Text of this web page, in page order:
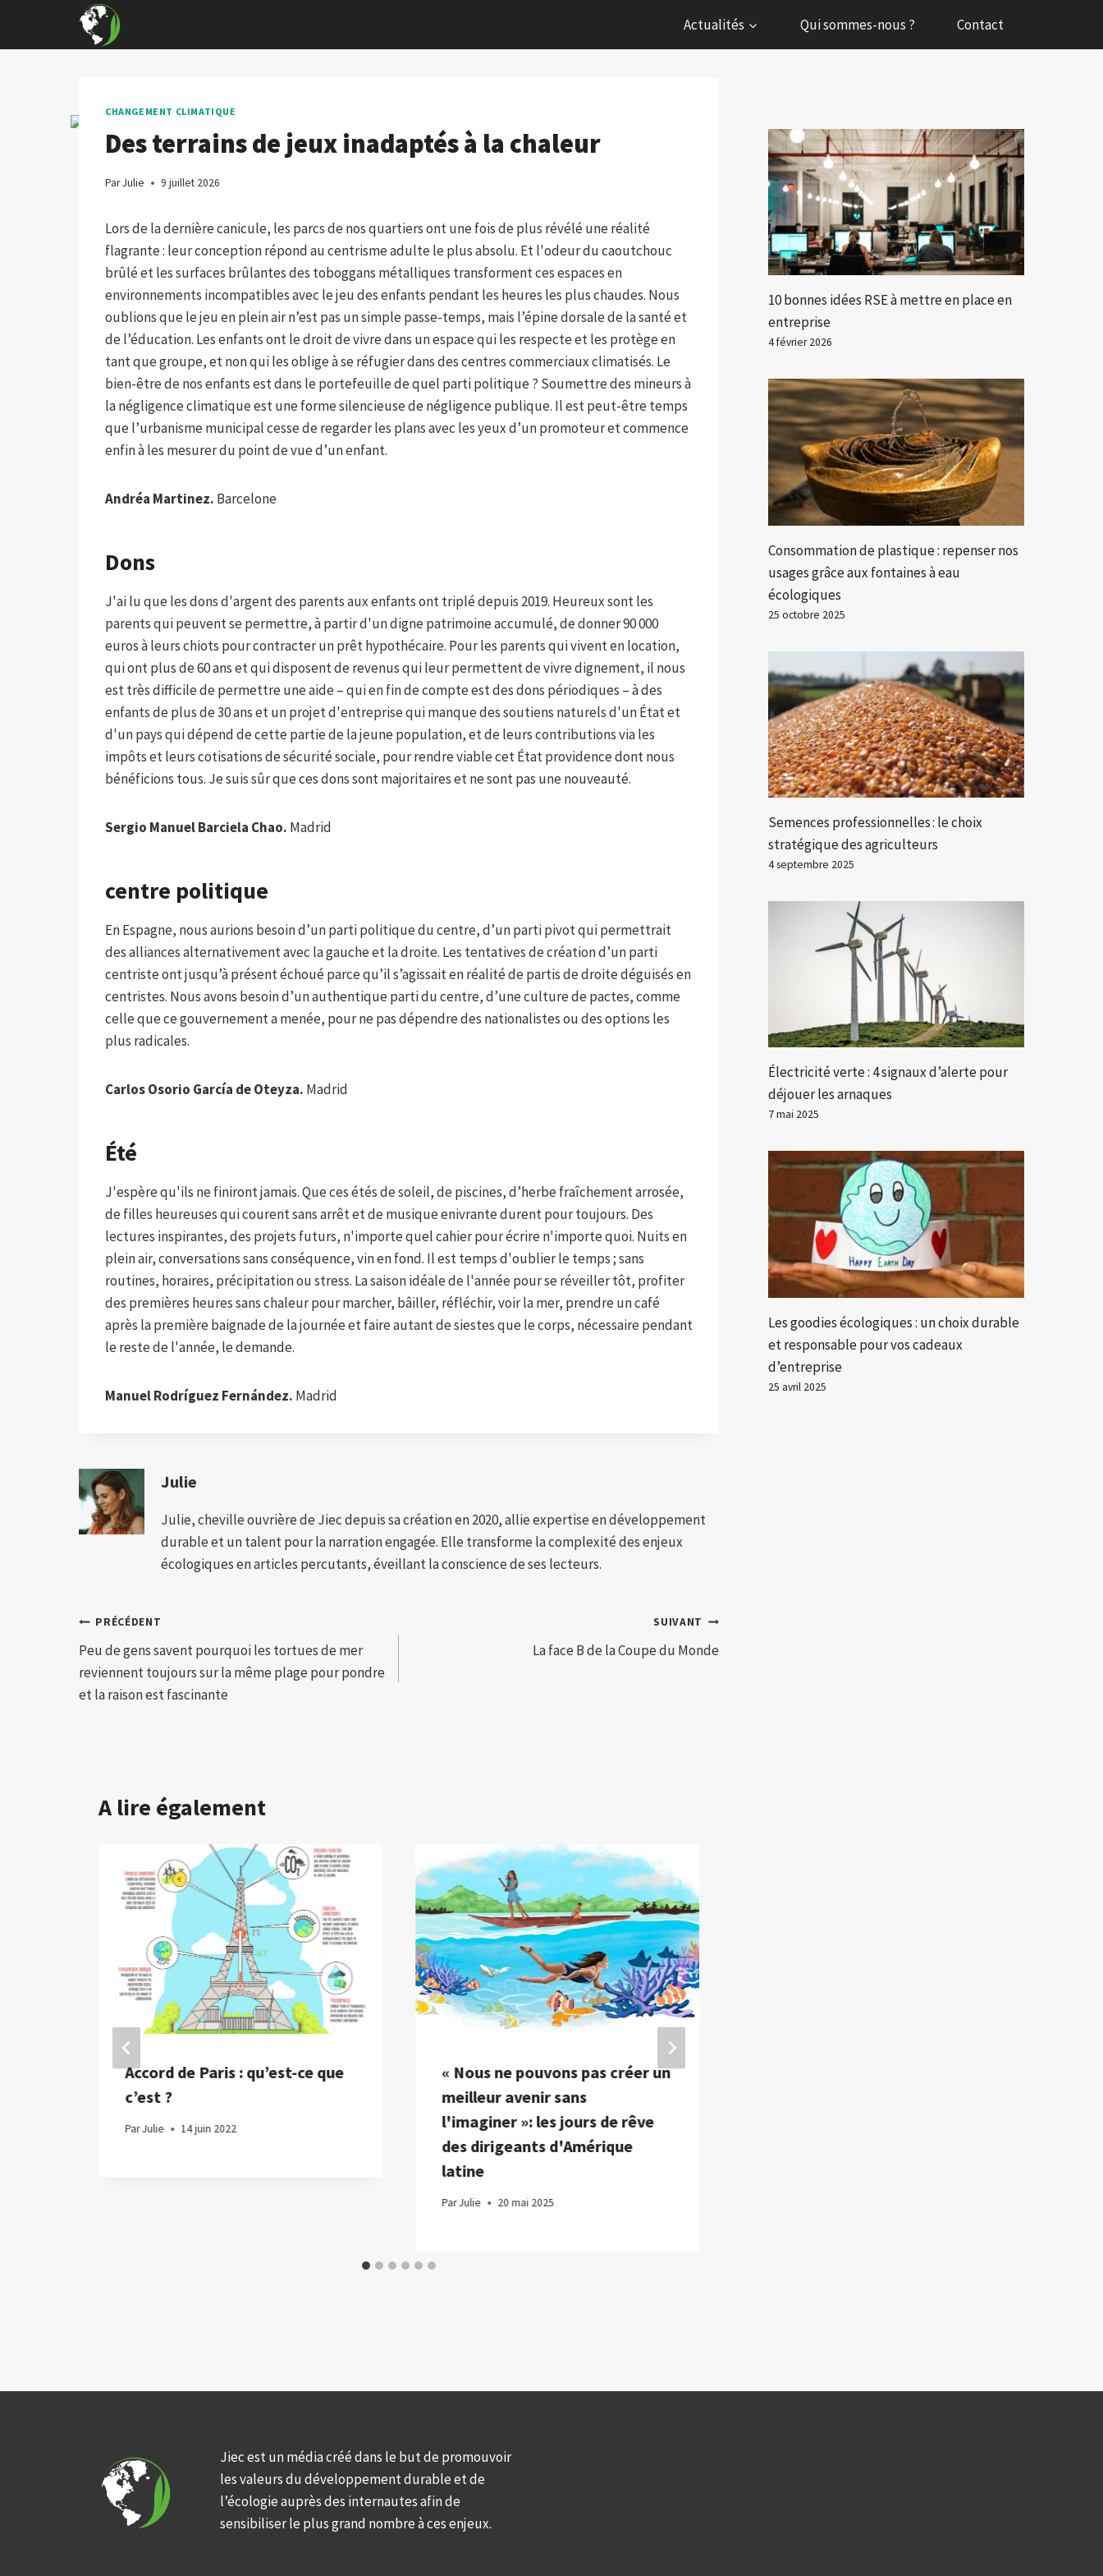
content
Actualités Qui sommes-nous ? Contact
CHANGEMENT CLIMATIQUE
Des terrains de jeux inadaptés à la chaleur
ParJulie 9 juillet 2026
Lors de la dernière canicule, les parcs de nos quartiers ont une fois de plus révélé une réalité
flagrante : leur conception répond au centrisme adulte le plus absolu. Et l'odeur du caoutchouc
brûlé et les surfaces brûlantes des toboggans métalliques transforment ces espaces en
environnements incompatibles avec le jeu des enfants pendant les heures les plus chaudes. Nous
oublions que le jeu en plein air n’est pas un simple passe-temps, mais l’épine dorsale de la santé et
de l’éducation. Les enfants ont le droit de vivre dans un espace qui les respecte et les protège en
tant que groupe, et non qui les oblige à se réfugier dans des centres commerciaux climatisés. Le
bien-être de nos enfants est dans le portefeuille de quel parti politique ? Soumettre des mineurs à
la négligence climatique est une forme silencieuse de négligence publique. Il est peut-être temps
que l’urbanisme municipal cesse de regarder les plans avec les yeux d’un promoteur et commence
enfin à les mesurer du point de vue d’un enfant.
Andréa Martinez. Barcelone
Dons
J'ai lu que les dons d'argent des parents aux enfants ont triplé depuis 2019. Heureux sont les
parents qui peuvent se permettre, à partir d'un digne patrimoine accumulé, de donner 90 000
euros à leurs chiots pour contracter un prêt hypothécaire. Pour les parents qui vivent en location,
qui ont plus de 60 ans et qui disposent de revenus qui leur permettent de vivre dignement, il nous
est très difficile de permettre une aide – qui en fin de compte est des dons périodiques – à des
enfants de plus de 30 ans et un projet d'entreprise qui manque des soutiens naturels d'un État et
d'un pays qui dépend de cette partie de la jeune population, et de leurs contributions via les
impôts et leurs cotisations de sécurité sociale, pour rendre viable cet État providence dont nous
bénéficions tous. Je suis sûr que ces dons sont majoritaires et ne sont pas une nouveauté.
Sergio Manuel Barciela Chao. Madrid
centre politique
En Espagne, nous aurions besoin d’un parti politique du centre, d’un parti pivot qui permettrait
des alliances alternativement avec la gauche et la droite. Les tentatives de création d’un parti
centriste ont jusqu’à présent échoué parce qu’il s’agissait en réalité de partis de droite déguisés en
centristes. Nous avons besoin d’un authentique parti du centre, d’une culture de pactes, comme
celle que ce gouvernement a menée, pour ne pas dépendre des nationalistes ou des options les
plus radicales.
Carlos Osorio García de Oteyza. Madrid
Été
J'espère qu'ils ne finiront jamais. Que ces étés de soleil, de piscines, d’herbe fraîchement arrosée,
de filles heureuses qui courent sans arrêt et de musique enivrante durent pour toujours. Des
lectures inspirantes, des projets futurs, n'importe quel cahier pour écrire n'importe quoi. Nuits en
plein air, conversations sans conséquence, vin en fond. Il est temps d'oublier le temps ; sans
routines, horaires, précipitation ou stress. La saison idéale de l'année pour se réveiller tôt, profiter
des premières heures sans chaleur pour marcher, bâiller, réfléchir, voir la mer, prendre un café
après la première baignade de la journée et faire autant de siestes que le corps, nécessaire pendant
le reste de l'année, le demande.
Manuel Rodríguez Fernández. Madrid
Julie
Julie, cheville ouvrière de Jiec depuis sa création en 2020, allie expertise en développement
durable et un talent pour la narration engagée. Elle transforme la complexité des enjeux
écologiques en articles percutants, éveillant la conscience de ses lecteurs.
Navigation
de
l’article
PRÉCÉDENT
Peu de gens savent pourquoi les tortues de mer
reviennent toujours sur la même plage pour pondre
et la raison est fascinante
SUIVANT
La face B de la Coupe du Monde
A lire également
Accord de Paris : qu’est-ce que
c’est ?
ParJulie 14 juin 2022
« Nous ne pouvons pas créer un
meilleur avenir sans
l'imaginer »: les jours de rêve
des dirigeants d'Amérique
latine
ParJulie 20 mai 2025
10 bonnes idées RSE à mettre en place en
entreprise
4 février 2026
Consommation de plastique : repenser nos
usages grâce aux fontaines à eau
écologiques
25 octobre 2025
Semences professionnelles : le choix
stratégique des agriculteurs
4 septembre 2025
Électricité verte : 4 signaux d’alerte pour
déjouer les arnaques
7 mai 2025
Les goodies écologiques : un choix durable
et responsable pour vos cadeaux
d’entreprise
25 avril 2025
Jiec est un média créé dans le but de promouvoir
les valeurs du développement durable et de
l’écologie auprès des internautes afin de
sensibiliser le plus grand nombre à ces enjeux.